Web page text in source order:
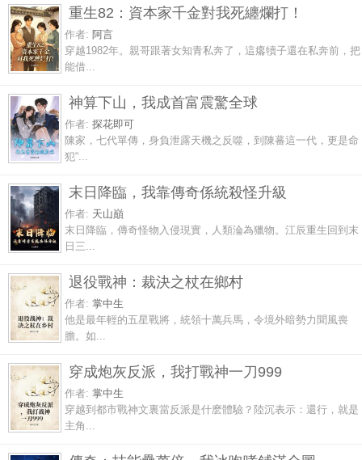
重生82：資本家千金對我死纏爛打！
作者: 阿言
穿越1982年。親哥跟著女知青私奔了，這癟犢子還在私奔前，把
能借...
神算下山，我成首富震驚全球
作者: 探花即可
陳家，七代單傳，身負泄露天機之反噬，到陳蕃這一代，更是命
犯“...
末日降臨，我靠傳奇係統殺怪升級
作者: 天山巔
末日降臨，傳奇怪物入侵現實，人類淪為獵物。江辰重生回到末
日三...
退役戰神：裁決之杖在鄉村
作者: 掌中生
他是最年輕的五星戰將，統領十萬兵馬，令境外暗勢力聞風喪
膽。如...
穿成炮灰反派，我打戰神一刀999
作者: 掌中生
穿越到都市戰神文裏當反派是什麽體驗？陸沉表示：還行，就是
主角...